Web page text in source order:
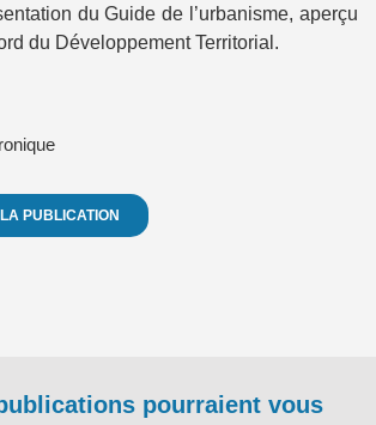
du Guide de l’urbanisme, aperçu
du Développement Territorial.
PUBLICATION
pourraient vous